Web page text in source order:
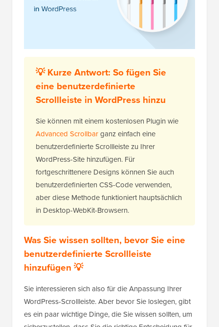
💡 Kurze Antwort: So fügen Sie
eine benutzerdefinierte
Scrollleiste in WordPress hinzu
Sie können mit einem kostenlosen Plugin wie
Advanced Scrollbarganz einfach eine
benutzerdefinierte Scrollleiste zu Ihrer
WordPress-Site hinzufügen. Für
fortgeschrittenere Designs können Sie auch
benutzerdefinierten CSS-Code verwenden,
aber diese Methode funktioniert hauptsächlich
in Desktop-WebKit-Browsern.
Was Sie wissen sollten, bevor Sie eine
benutzerdefinierte Scrollleiste
hinzufügen 💡
Sie interessieren sich also für die Anpassung Ihrer
WordPress-Scrollleiste. Aber bevor Sie loslegen, gibt
es ein paar wichtige Dinge, die Sie wissen sollten, um